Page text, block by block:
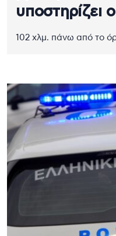
υποστηρίζει
102 χλμ. πάνω από το